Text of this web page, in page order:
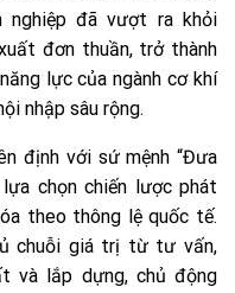
nghiệp đã vượt ra khỏi
đơn thuần, trở thành
lực của ngành cơ khí
nhập sâu rộng.
định với sứ mệnh “Đưa
chọn chiến lược phát
theo thông lệ quốc tế.
chuỗi giá trị từ tư vấn,
và lắp dựng, chủ động